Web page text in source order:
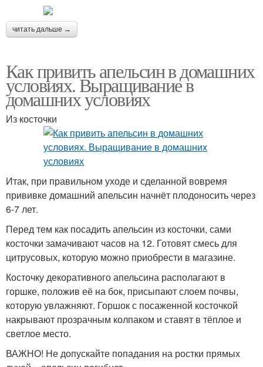
читать дальше →
Как привить апельсин в домашних
условиях. Выращивание в
домашних условиях
Из косточки
Итак, при правильном уходе и сделанной вовремя
прививке домашний апельсин начнёт плодоносить через
6-7 лет.
Перед тем как посадить апельсин из косточки, сами
косточки замачивают часов на 12. Готовят смесь для
цитрусовых, которую можно приобрести в магазине.
Косточку декоративного апельсина располагают в
горшке, положив её на бок, присыпают слоем почвы,
которую увлажняют. Горшок с посаженной косточкой
накрывают прозрачным колпаком и ставят в тёплое и
светлое место.
ВАЖНО! Не допускайте попадания на ростки прямых